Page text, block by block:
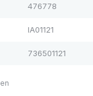
476778
IA01121
736501121